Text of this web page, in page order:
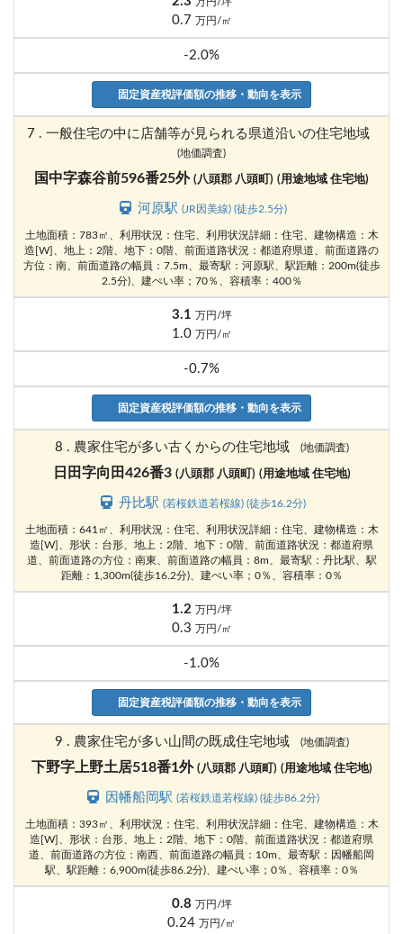
0.7 万円/㎡
-2.0%
固定資産税評価額の推移・動向を表示
7 . 一般住宅の中に店舗等が見られる県道沿いの住宅地域
(地価調査)
国中字森谷前596番25外 (八頭郡 八頭町) (用途地域 住宅地)
河原駅 (JR因美線) (徒歩2.5分)
土地面積：783㎡、利用状況：住宅、利用状況詳細：住宅、建物構造：木
造[W]、地上：2階、地下：0階、前面道路状況：都道府県道、前面道路の
方位：南、前面道路の幅員：7.5m、最寄駅：河原駅、駅距離：200m(徒歩
2.5分)、建ぺい率；70％、容積率：400％
3.1 万円/坪
1.0 万円/㎡
-0.7%
固定資産税評価額の推移・動向を表示
8 . 農家住宅が多い古くからの住宅地域 (地価調査)
日田字向田426番3 (八頭郡 八頭町) (用途地域 住宅地)
丹比駅 (若桜鉄道若桜線) (徒歩16.2分)
土地面積：641㎡、利用状況：住宅、利用状況詳細：住宅、建物構造：木
造[W]、形状：台形、地上：2階、地下：0階、前面道路状況：都道府県
道、前面道路の方位：南東、前面道路の幅員：8m、最寄駅：丹比駅、駅
距離：1,300m(徒歩16.2分)、建ぺい率；0％、容積率：0％
1.2 万円/坪
0.3 万円/㎡
-1.0%
固定資産税評価額の推移・動向を表示
9 . 農家住宅が多い山間の既成住宅地域 (地価調査)
下野字上野土居518番1外 (八頭郡 八頭町) (用途地域 住宅地)
因幡船岡駅 (若桜鉄道若桜線) (徒歩86.2分)
土地面積：393㎡、利用状況：住宅、利用状況詳細：住宅、建物構造：木
造[W]、形状：台形、地上：2階、地下：0階、前面道路状況：都道府県
道、前面道路の方位：南西、前面道路の幅員：10m、最寄駅：因幡船岡
駅、駅距離：6,900m(徒歩86.2分)、建ぺい率；0％、容積率：0％
0.8 万円/坪
0.24 万円/㎡